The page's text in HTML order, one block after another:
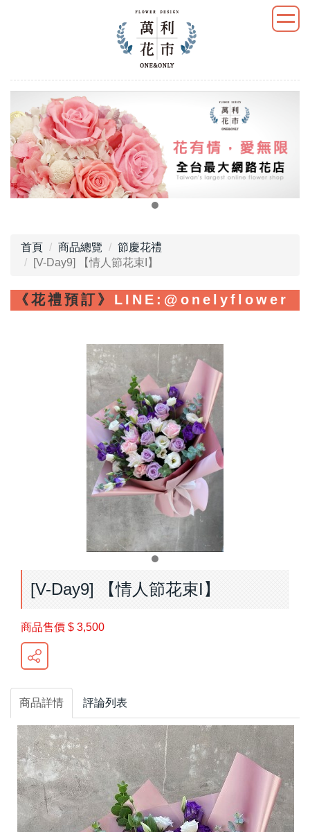
首頁 商品總覽
節慶花禮
[V-Day9] 【情人節花束I】
《花禮預訂》 LINE :@onelyflower
[V-Day9] 【情人節花束I】
商品售價 $ 3,500
商品詳情 評論列表